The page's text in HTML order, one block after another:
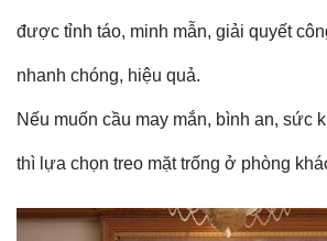
được tỉnh táo, minh mẫn, giải quyết
nhanh chóng, hiệu quả.
Nếu muốn cầu may mắn, bình an, sức
thì lựa chọn treo mặt trống ở phòng